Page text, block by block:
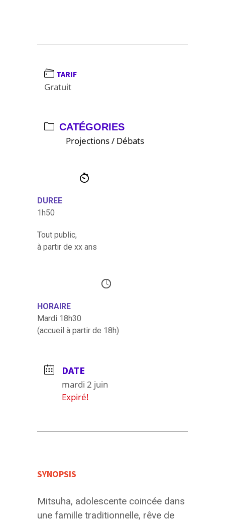
TARIF
Gratuit
CATÉGORIES
Projections / Débats
DUREE
1h50
Tout public,
à partir de xx ans
HORAIRE
Mardi 18h30
(accueil à partir de 18h)
DATE
mardi 2 juin
Expiré!
SYNOPSIS
Mitsuha, adolescente coincée dans
une famille traditionnelle, rêve de